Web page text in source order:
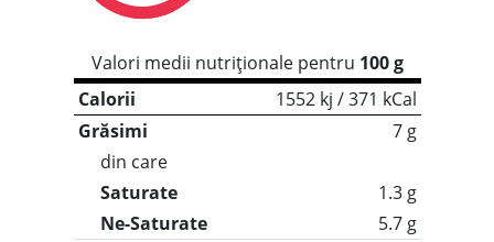
Valori medii nutriționale pentru 100 g
Calorii
1552 kj / 371 kCal
Grăsimi
7 g
din care
Saturate
1.3 g
Ne-Saturate
5.7 g